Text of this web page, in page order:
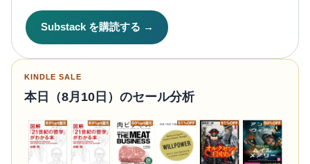
Substack を購読する →
KINDLE SALE
本日（8月10日）のセール分析